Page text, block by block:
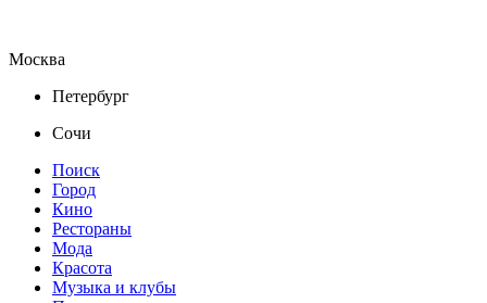
Москва
Петербург
Сочи
Поиск
Город
Кино
Рестораны
Мода
Красота
Музыка и клубы